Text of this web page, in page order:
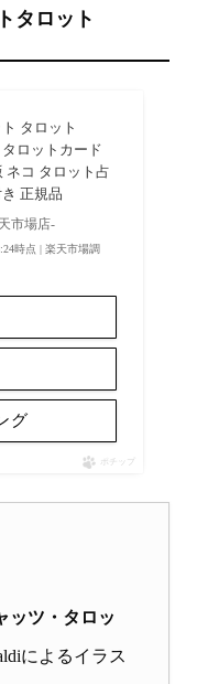
タロット
タロット
タロットカード
ネコ タロット占
正規品
市場店-
時点 | 楽天市場調
グ
ポチップ
ッツ・タロッ
によるイラス